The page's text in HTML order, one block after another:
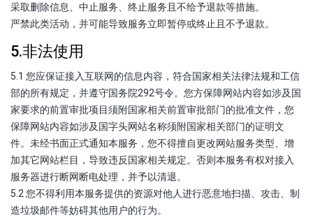
采取删除信息、中止服务、终止服务且不给予退款等措施。
严禁此类活动，并可能导致服务立即暂停或终止且不予退款。
5.非法使用
5.1 您应保证接入互联网的信息内容，符合国家相关法律法规和工信
部的所有规定，并遵守国务院292号令。您方保障网站内容如涉及国
家要求的前置审批项目须附国家相关前置审批部门的批准文件，您
保障网站内容如涉及国字头网站名称须附国家相关部门的证明文
件。未经书面正式通知本服务，您不得擅自更改网站服务类型、增
加其它网站栏目，导致违反国家相关规定。否则本服务有权对接入
服务器进行断网断电处理，并予以清退。
5.2 您不得利用本服务提供的资源对他人进行恶意地扫描、攻击、制
造垃圾邮件等妨碍其他用户的行为。